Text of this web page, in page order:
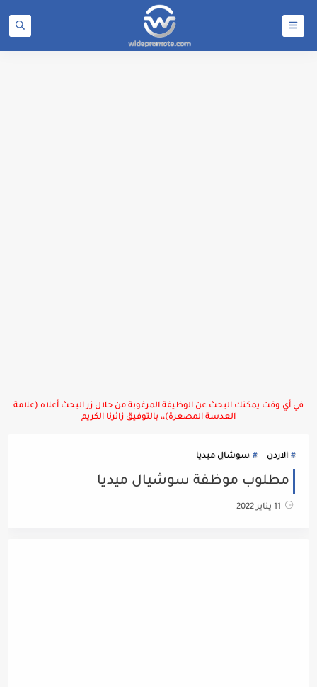
في أي وقت يمكنك البحث عن الوظيفة المرغوبة من خلال زر البحث أعلاه (علامة
العدسة المصغرة)،، بالتوفيق زائرنا الكريم
الاردن سوشال ميديا
مطلوب موظفة سوشيال ميديا
11 يناير 2022